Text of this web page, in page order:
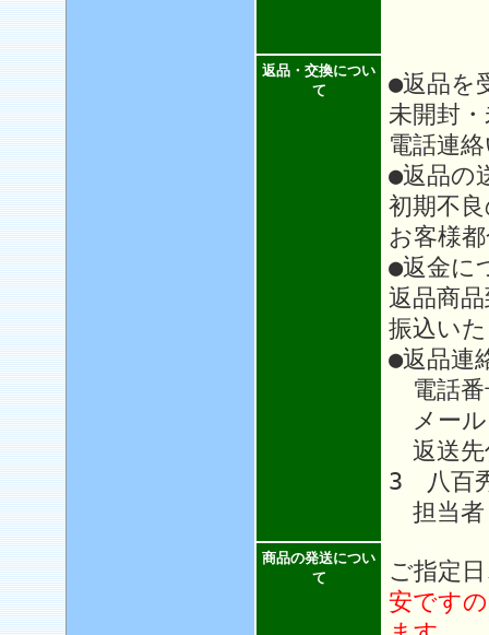
返品・交換につい
て
●返品を
未開封
電話連
●返品の
初期不
お客様
●返金に
返品商
振込い
●返品連
電話番
メー
返送先
3 八百
担当
商品の発送につい
て
ご指定
安です